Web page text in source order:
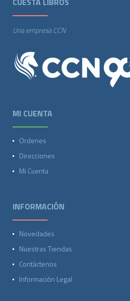
Una empresa CCN
MI CUENTA
Ordenes
Direcciones
Mi Cuenta
INFORMACIÓN
Novedades
Nuestras Tiendas
Contáctenos
Información Legal